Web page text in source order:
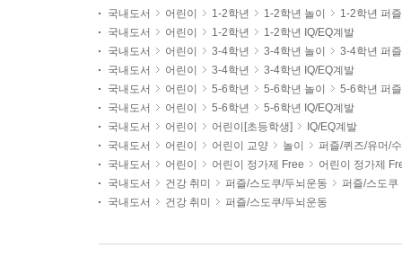
국내도서 어린이 1-2학년 1-2학년 놀이
1-2학년 퍼
국내도서
어린이 1-2학년
1-2학년 IQ/EQ계발
국내도서
어린이 3-4학년 3-4학년 놀이
3-4학년 퍼
국내도서
어린이 3-4학년
3-4학년 IQ/EQ계발
국내도서
어린이 5-6학년 5-6학년 놀이
5-6학년 퍼
국내도서
어린이 5-6학년
5-6학년 IQ/EQ계발
국내도서
어린이 어린이[초등학생]
IQ/EQ계발
국내도서
어린이 어린이 교양 놀이
퍼즐/퀴즈/유머/
국내도서
어린이 어린이 정가제 Free
어린이 정가제
국내도서
건강 취미 퍼즐/스도쿠/두뇌운동
퍼즐/스도쿠
국내도서
건강 취미 퍼즐/스도쿠/두뇌운동